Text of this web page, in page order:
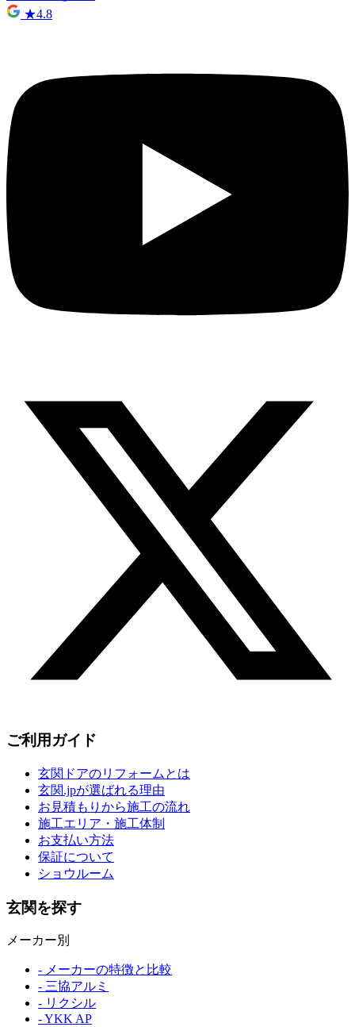
★4.8
ご利用ガイド
玄関ドアのリフォームとは
玄関.jpが選ばれる理由
お見積もりから施工の流れ
施工エリア・施工体制
お支払い方法
保証について
ショウルーム
玄関を探す
メーカー別
- メーカーの特徴と比較
- 三協アルミ
- リクシル
- YKK AP